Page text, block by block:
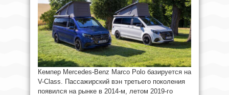
Кемпер Mercedes-Benz Marco Polo базируется на
V-Class. Пассажирский вэн третьего поколения
появился на рынке в 2014-м, летом 2019-го